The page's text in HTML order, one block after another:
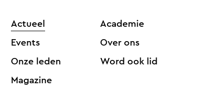
Actueel
Events
Onze leden
Magazine
Academie
Over ons
Word ook lid